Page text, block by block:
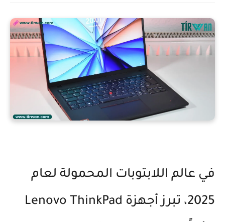
في عالم اللابتوبات المحمولة لعام
2025، تبرز أجهزة Lenovo ThinkPad